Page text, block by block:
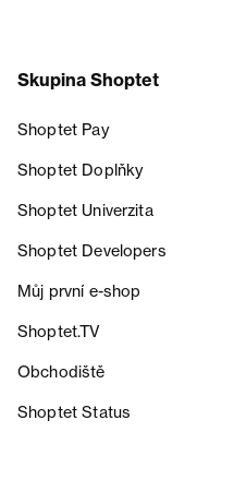
Skupina Shoptet
Shoptet Pay
Shoptet Doplňky
Shoptet Univerzita
Shoptet Developers
Můj první e-shop
Shoptet.TV
Obchodiště
Shoptet Status